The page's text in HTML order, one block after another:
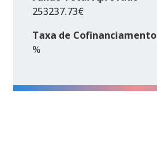
253237.73€
Taxa de Cofinanciamento
%